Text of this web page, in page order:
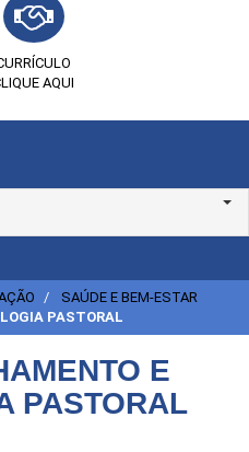
AQUI
SAÚDE E BEM-ESTAR
PASTORAL
E
PASTORAL